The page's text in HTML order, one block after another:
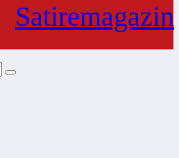
Satiremagazin